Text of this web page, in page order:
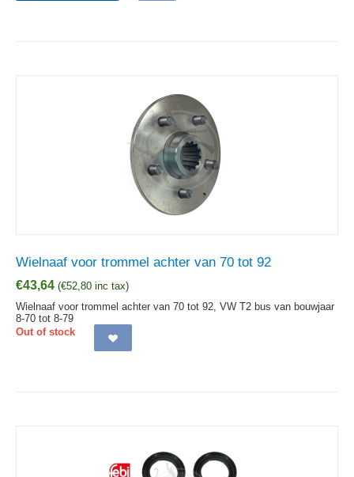
Wielnaaf voor trommel achter van 70 tot 92
€43,64 (€52,80 inc tax)
Wielnaaf voor trommel achter van 70 tot 92, VW T2 bus van bouwjaar
8-70 tot 8-79
Out of stock